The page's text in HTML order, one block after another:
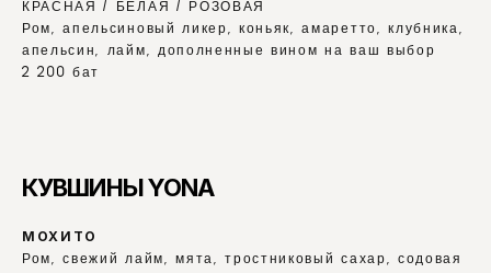
КРАСНАЯ / БЕЛАЯ / РОЗОВАЯ
Ром, апельсиновый ликер, коньяк, амаретто, клубника,
апельсин, лайм, дополненные вином на ваш выбор
2 200 бат
КУВШИНЫ YONA
МОХИТО
Ром, свежий лайм, мята, тростниковый сахар, содовая